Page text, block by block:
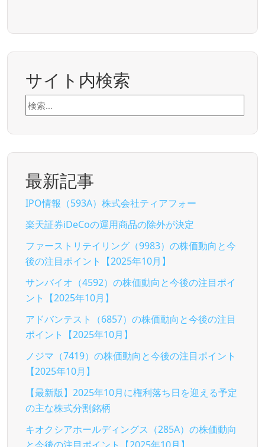
サイト内検索
検
索:
最新記事
IPO情報（593A）株式会社ティアフォー
楽天証券iDeCoの運用商品の除外が決定
ファーストリテイリング（9983）の株価動向と今
後の注目ポイント【2025年10月】
サンバイオ（4592）の株価動向と今後の注目ポイ
ント【2025年10月】
アドバンテスト（6857）の株価動向と今後の注目
ポイント【2025年10月】
ノジマ（7419）の株価動向と今後の注目ポイント
【2025年10月】
【最新版】2025年10月に権利落ち日を迎える予定
の主な株式分割銘柄
キオクシアホールディングス（285A）の株価動向